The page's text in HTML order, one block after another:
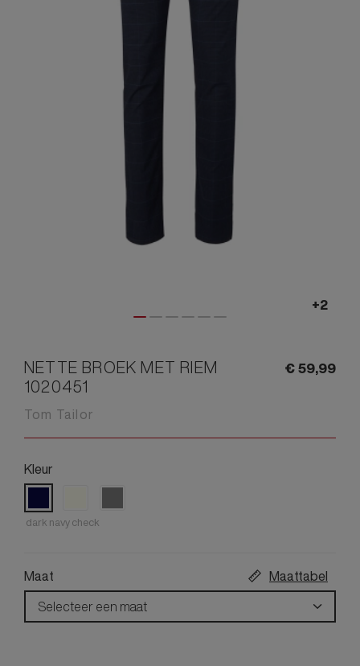
NETTE BROEK MET RIEM
1020451
Tom Tailor
€59,99
Kleur
dark navy check
Maat
Maattabel
Selecteer een maat